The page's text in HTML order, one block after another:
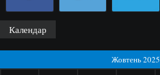
Календар
Жовтень 2025